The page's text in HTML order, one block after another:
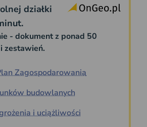
działki
- dokument z ponad 50
zestawień.
Zagospodarowania
budowlanych
i uciążliwości